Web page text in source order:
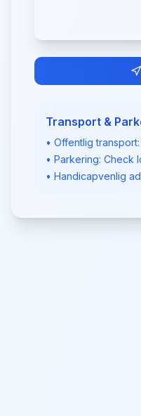
Transport &
• Offentlig
• Parkering: Check
• Handicapvenlig